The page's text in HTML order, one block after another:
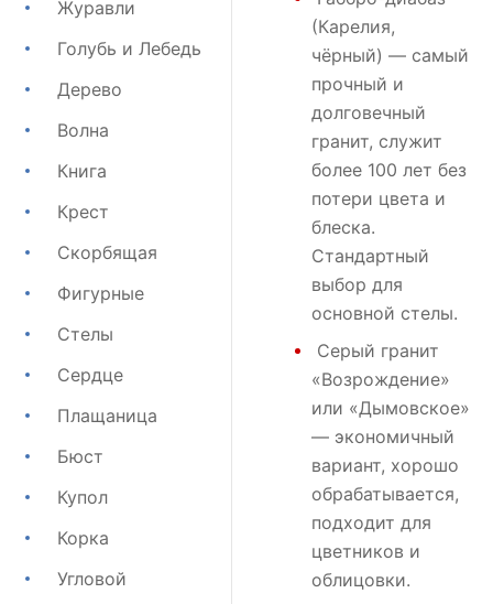
Журавли
Голубь и Лебедь
Дерево
Волна
Книга
Крест
Скорбящая
Фигурные
Стелы
Сердце
Плащаница
Бюст
Купол
Корка
Угловой
(Карелия,
чёрный) — самый
прочный и
долговечный
гранит, служит
более 100 лет без
потери цвета и
блеска.
Стандартный
выбор для
основной стелы.
Серый гранит
«Возрождение»
или «Дымовское»
— экономичный
вариант, хорошо
обрабатывается,
подходит для
цветников и
облицовки.